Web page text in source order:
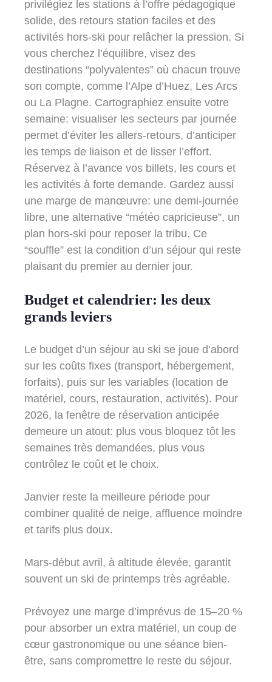
privilégiez les stations à l’offre pédagogique
solide, des retours station faciles et des
activités hors-ski pour relâcher la pression. Si
vous cherchez l’équilibre, visez des
destinations “polyvalentes” où chacun trouve
son compte, comme l’Alpe d’Huez, Les Arcs
ou La Plagne. Cartographiez ensuite votre
semaine: visualiser les secteurs par journée
permet d’éviter les allers-retours, d’anticiper
les temps de liaison et de lisser l’effort.
Réservez à l’avance vos billets, les cours et
les activités à forte demande. Gardez aussi
une marge de manœuvre: une demi-journée
libre, une alternative “météo capricieuse”, un
plan hors-ski pour reposer la tribu. Ce
“souffle” est la condition d’un séjour qui reste
plaisant du premier au dernier jour.
Budget et calendrier: les deux
grands leviers
Le budget d’un séjour au ski se joue d’abord
sur les coûts fixes (transport, hébergement,
forfaits), puis sur les variables (location de
matériel, cours, restauration, activités). Pour
2026, la fenêtre de réservation anticipée
demeure un atout: plus vous bloquez tôt les
semaines très demandées, plus vous
contrôlez le coût et le choix.
Janvier reste la meilleure période pour
combiner qualité de neige, affluence moindre
et tarifs plus doux.
Mars-début avril, à altitude élevée, garantit
souvent un ski de printemps très agréable.
Prévoyez une marge d’imprévus de 15–20 %
pour absorber un extra matériel, un coup de
cœur gastronomique ou une séance bien-
être, sans compromettre le reste du séjour.